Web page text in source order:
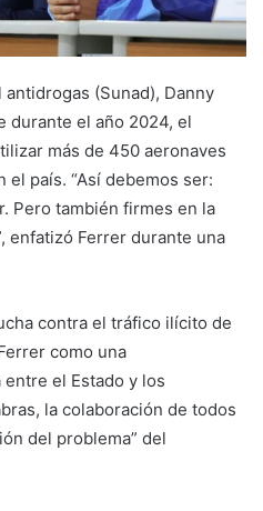
(Sunad), Danny
durante el año 2024, el
más de 450 aeronaves
país. “Así debemos ser:
Pero también firmes en la
enfatizó Ferrer durante una
contra el tráfico ilícito de
como una
el Estado y los
la colaboración de todos
del problema” del